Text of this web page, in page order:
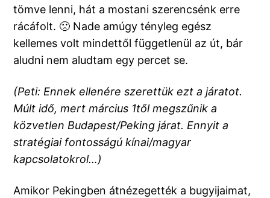
tömve lenni, hát a mostani szerencsénk erre
rácáfolt. 🙁 Nade amúgy tényleg egész
kellemes volt mindettől függetlenül az út, bár
aludni nem aludtam egy percet se.
(Peti: Ennek ellenére szerettük ezt a járatot.
Múlt idő, mert március 1től megszűnik a
közvetlen Budapest/Peking járat. Ennyit a
stratégiai fontosságú kínai/magyar
kapcsolatokrol…)
Amikor Pekingben átnézegették a bugyijaimat,